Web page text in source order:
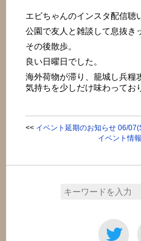
エビちゃんのインスタ配信聴
公園で友人と雑談して息抜き
その後散歩。
良い日曜日でした。
海外荷物が滞り、籠城し兵糧
気持ちを少しだけ味わってお
<< イベント延期のお知らせ 06/
イベント情